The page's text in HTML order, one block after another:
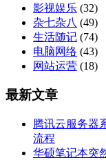
影视娱乐 (32)
杂七杂八 (49)
生活随记 (74)
电脑网络 (43)
网站运营 (18)
最新文章
腾讯云服务器
流程
华硕笔记本突